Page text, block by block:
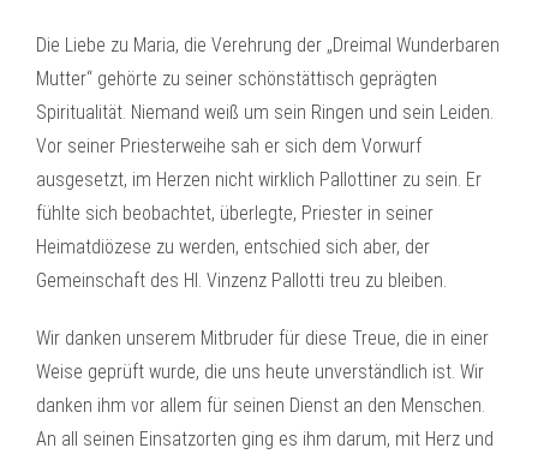
Die Liebe zu Maria, die Verehrung der „Dreimal Wunderbaren
Mutter“ gehörte zu seiner schönstättisch geprägten
Spiritualität. Niemand weiß um sein Ringen und sein Leiden.
Vor seiner Priesterweihe sah er sich dem Vorwurf
ausgesetzt, im Herzen nicht wirklich Pallottiner zu sein. Er
fühlte sich beobachtet, überlegte, Priester in seiner
Heimatdiözese zu werden, entschied sich aber, der
Gemeinschaft des Hl. Vinzenz Pallotti treu zu bleiben.
Wir danken unserem Mitbruder für diese Treue, die in einer
Weise geprüft wurde, die uns heute unverständlich ist. Wir
danken ihm vor allem für seinen Dienst an den Menschen.
An all seinen Einsatzorten ging es ihm darum, mit Herz und